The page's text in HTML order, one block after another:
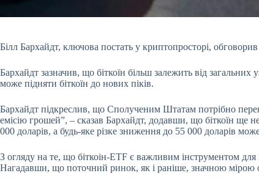
Білл Бархайдт, ключова постать у криптопросторі,
Бархайдт зазначив, що біткоїн більш залежить від
може підняти біткоїн до нових піків.
Бархайдт підкреслив, що Сполученим Штатам потрібно
емісію грошей”, – сказав Бархайдт, додавши, що біткоїн ще
000 доларів, а будь-яке різке зниження до 55 000 доларів
З огляду на те, що біткоін-ETF є важливим інструментом
Нагадавши, що поточний ринок, як і раніше, значною мірою